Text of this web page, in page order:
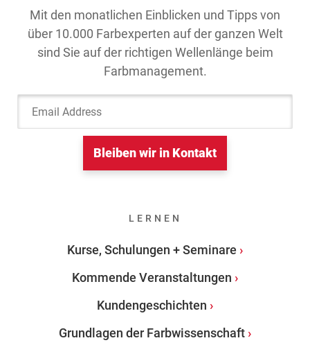
Mit den monatlichen Einblicken und Tipps von
über 10.000 Farbexperten auf der ganzen Welt
sind Sie auf der richtigen Wellenlänge beim
Farbmanagement.
Email Address
Bleiben wir in Kontakt
LERNEN
Kurse, Schulungen + Seminare
Kommende Veranstaltungen
Kundengeschichten
Grundlagen der Farbwissenschaft